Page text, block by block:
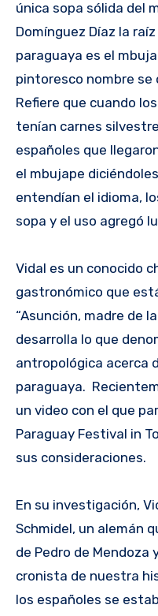
única sopa sólida del
Domínguez Díaz la
paraguaya es el
pintoresco nombre se
Refiere que cuando
tenían carnes
españoles que
el mbujape
entendían el idioma,
sopa y el uso agregó
Vidal es un conocido
gastronómico que
“Asunción, madre de
desarrolla lo que
antropológica acerca
paraguaya.
un video con el que
Paraguay Festival in
sus consideraciones.
En su investigación,
Schmidel, un alemán
de Pedro de Mendoza
cronista de nuestra
los españoles se